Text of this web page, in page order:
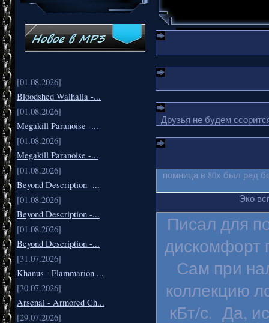
[01.08.2026]
Bloodshed Walhalla -...
[01.08.2026]
Megakill Paranoise -...
[01.08.2026]
Megakill Paranoise -...
[01.08.2026]
Beyond Description -...
[01.08.2026]
Beyond Description -...
[01.08.2026]
Beyond Description -...
[31.07.2026]
Khanus - Flammarion ...
[30.07.2026]
Arsenal - Armored Ch...
[29.07.2026]
Друзья не будем
помница в 80х был рад
Эко
Писал для
дискомфорт
Сам при
коллекцию
кБт/с. Да,